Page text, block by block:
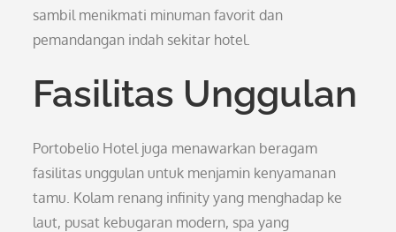
sambil menikmati minuman favorit dan
pemandangan indah sekitar hotel.
Fasilitas Unggulan
Portobelio Hotel juga menawarkan beragam
fasilitas unggulan untuk menjamin kenyamanan
tamu. Kolam renang infinity yang menghadap ke
laut, pusat kebugaran modern, spa yang